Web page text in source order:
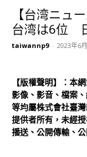
【台湾ニュ
台湾は6位
taiwannp9 - 2023年6
【版權聲明】：本
影像、影音、檔案
等均屬株式會社臺
提供者所有，未經
播送、公開傳輸、